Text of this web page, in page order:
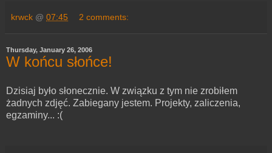
krwck @ 07:45 2 comments:
Thursday, January 26, 2006
W końcu słońce!
Dzisiaj było słonecznie. W związku z tym nie zrobiłem
żadnych zdjęć. Zabiegany jestem. Projekty, zaliczenia,
egzaminy... :(